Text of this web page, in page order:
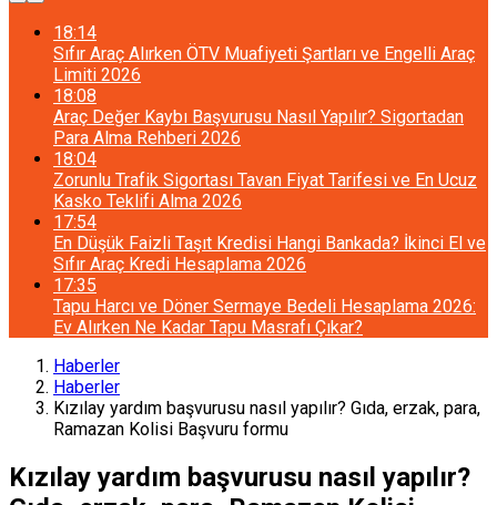
18:14
Sıfır Araç Alırken ÖTV Muafiyeti Şartları ve Engelli Araç
Limiti 2026
18:08
Araç Değer Kaybı Başvurusu Nasıl Yapılır? Sigortadan
Para Alma Rehberi 2026
18:04
Zorunlu Trafik Sigortası Tavan Fiyat Tarifesi ve En Ucuz
Kasko Teklifi Alma 2026
17:54
En Düşük Faizli Taşıt Kredisi Hangi Bankada? İkinci El ve
Sıfır Araç Kredi Hesaplama 2026
17:35
Tapu Harcı ve Döner Sermaye Bedeli Hesaplama 2026:
Ev Alırken Ne Kadar Tapu Masrafı Çıkar?
Haberler
Haberler
Kızılay yardım başvurusu nasıl yapılır? Gıda, erzak, para,
Ramazan Kolisi Başvuru formu
Kızılay yardım başvurusu nasıl yapılır?